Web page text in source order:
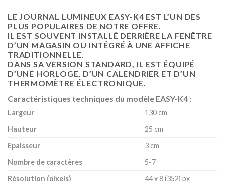
LE JOURNAL LUMINEUX EASY-K4 EST L’UN DES
PLUS POPULAIRES DE NOTRE OFFRE.
IL EST SOUVENT INSTALLÉ DERRIÈRE LA FENÊTRE
D’UN MAGASIN OU INTÉGRÉ À UNE AFFICHE
TRADITIONNELLE.
DANS SA VERSION STANDARD, IL EST ÉQUIPÉ
D’UNE HORLOGE, D’UN CALENDRIER ET D’UN
THERMOMÈTRE ÉLECTRONIQUE.
Caractéristiques techniques du modèle EASY-K4 :
Largeur
130 cm
Hauteur
25 cm
Epaisseur
3 cm
Nombre de caractères
5-7
Résolution (pixels)
44 x 8 (352) px